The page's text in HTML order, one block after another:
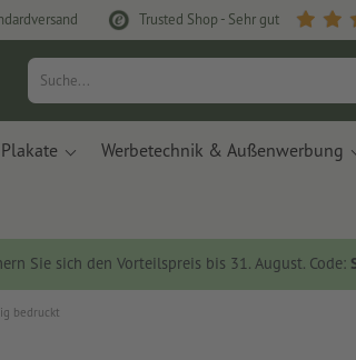
Trusted Shop - Sehr gut
Plakate Werbetechnik & Außenwerbung
Sie sich den Vorteilspreis bis 31. August. Code:
bedruckt